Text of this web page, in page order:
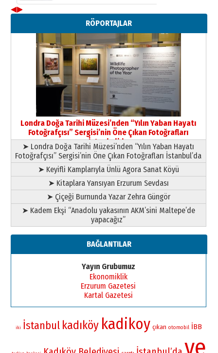
Neşat YALÇIN
Paranın Aile Kültüründeki Yeri
03 Ağustos 2026 Pazartesi
Yıldırım Gündoğdu
HAVVA’NIN ÜÇ KIZI
09 Temmuz 2026 Perşembe
Yusuf POLAT
Şampiyonluk Sebahattin Şirin’e
yazar
11 Mayıs 2026 Pazartesi
◀▶
RÖPORTAJLAR
Londra Doğa Tarihi Müzesi’nden “Yılın Yaban Hayatı
Fotoğrafçısı” Sergisi’nin Öne Çıkan Fotoğrafları
İstanbul’da
➤ Londra Doğa Tarihi Müzesi’nden “Yılın Yaban Hayatı
Fotoğrafçısı” Sergisi’nin Öne Çıkan Fotoğrafları İstanbul’da
➤ Keyifli Kamplarıyla Ünlü Agora Sanat Köyü
➤ Kitaplara Yansıyan Erzurum Sevdası
➤ Çiçeği Burnunda Yazar Zehra Güngör
➤ Kadem Ekşi “Anadolu yakasının AKM’sini Maltepe’de
yapacağız”
BAĞLANTILAR
Yayın Grubumuz
Ekonomiklik
Erzurum Gazetesi
Kartal Gazetesi
iki İstanbul kadıköy kadikoy çıkan otomobil İBB
ve